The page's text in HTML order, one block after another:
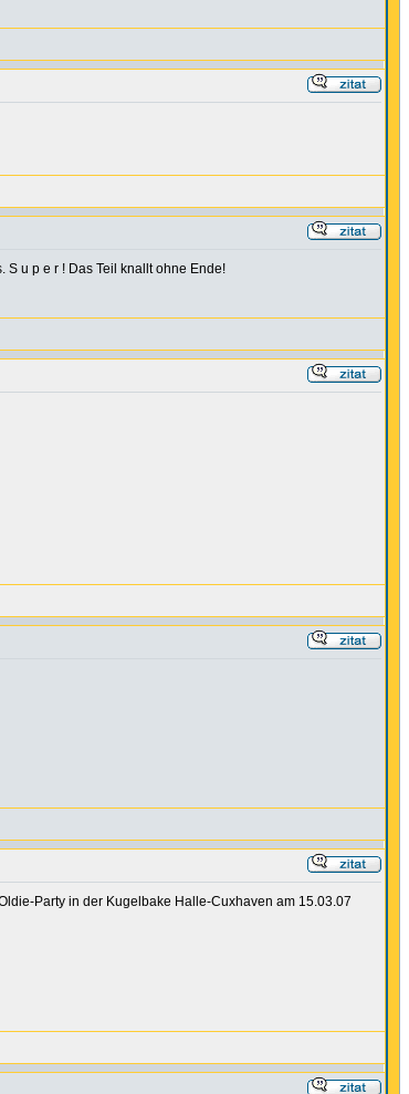
S u p e r ! Das Teil knallt ohne Ende!
Party in der Kugelbake Halle-Cuxhaven am 15.03.07